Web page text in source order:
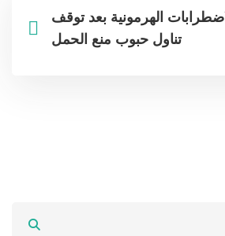
الهرمونية بعد توقف
تناول حبوب منع الحمل